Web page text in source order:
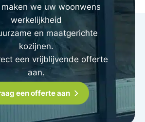
maken we uw woonwens
werkelijkheid
en maatgerichte
kozijnen.
een vrijblijvende offerte
aan.
een offerte aan